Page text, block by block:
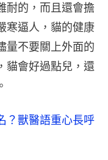
耐的，而且還會擔
寒逼人，貓的健康
量不要關上外面的
貓會好過點兒，還
？獸醫語重心長呼